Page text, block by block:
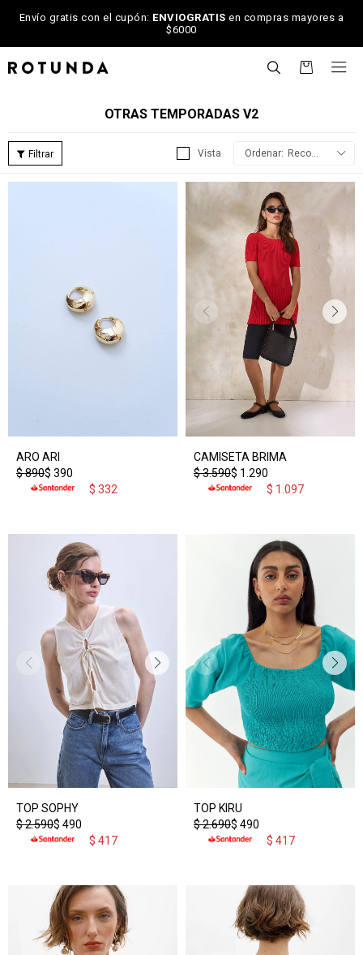
Envío gratis con el cupón: ENVIOGRATIS en compras mayores a
$6000

OTRAS TEMPORADAS V2
Recomendados
ARO ARI
$ 390
$890
$ 332
CAMISETA BRIMA
$ 1.290
$3.590
$ 1.097
TOP SOPHY
$ 490
$2.590
$ 417
TOP KIRU
$ 490
$2.690
$ 417